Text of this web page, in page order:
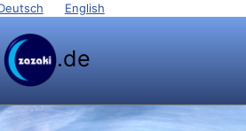
English
.de